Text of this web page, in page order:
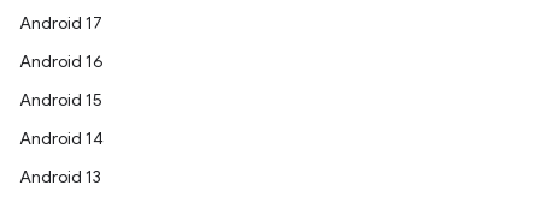
Android 17
Android 16
Android 15
Android 14
Android 13